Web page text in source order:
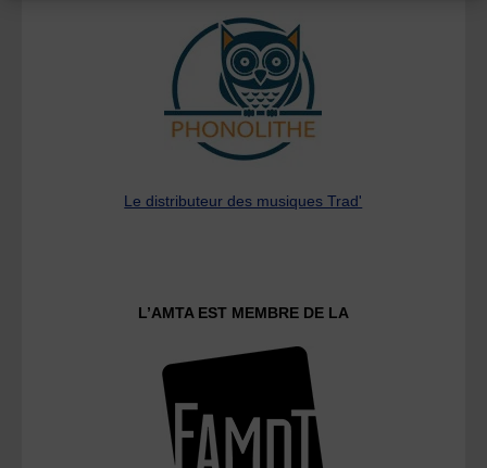
Le distributeur des musiques Trad'
L’AMTA EST MEMBRE DE LA